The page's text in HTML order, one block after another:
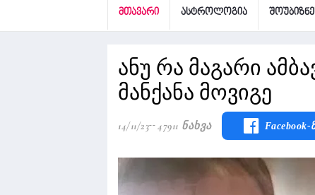
ᲛᲗᲐᲕᲐᲠᲘ ᲐᲡᲢᲠᲝᲚᲝᲒᲘᲐ
ანუ რა მაგარი
მანქანა მოვიგე
14/11/23 47911 Ნახვა Facebook-